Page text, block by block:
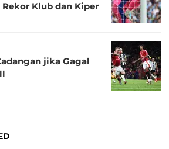
Klub dan Kiper
jika Gagal